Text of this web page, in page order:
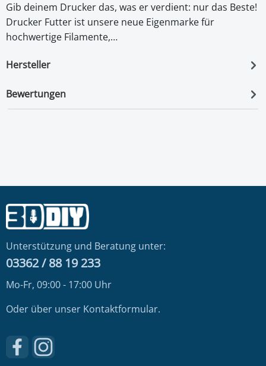
Gib deinem Drucker das, was er verdient: nur das Beste!
Drucker Futter ist unsere neue Eigenmarke für
hochwertige Filamente,…
Hersteller
Bewertungen
Unterstützung und Beratung unter:
03362 / 88 19 233
Mo-Fr, 09:00 - 17:00 Uhr
Oder über unser Kontaktformular.
Besuche uns auf Facebook – öffnet in neuem Tab
Schau auf Instagram vorbei – öffnet in neuem Tab